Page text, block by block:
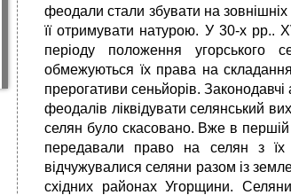
феодали стали збувати на
її отримувати натурою. У 30-х рр..
періоду положення угорського
обмежуються їх права на складання
прерогативи сеньйорів.
феодалів ліквідувати селянський
селян було скасовано. Вже в
передавали право на селян з їх
відчужувалися селяни разом із
східних районах Угорщини.